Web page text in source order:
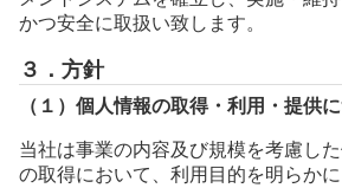
かつ安全に取扱い致します。
３．方針
（１）個人情報の取得・利用・提供
当社は事業の内容及び規模を考慮し
の取得において、利用目的を明らか